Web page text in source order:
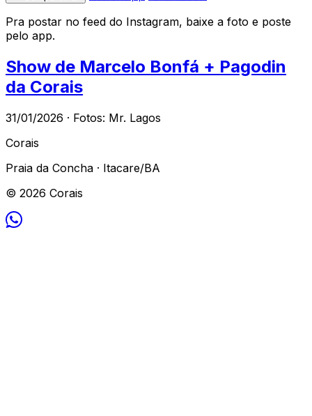
Pra postar no feed do Instagram, baixe a foto e poste
pelo app.
Show de Marcelo Bonfá + Pagodin
da Corais
31/01/2026 · Fotos: Mr. Lagos
Corais
Praia da Concha · Itacare/BA
© 2026 Corais